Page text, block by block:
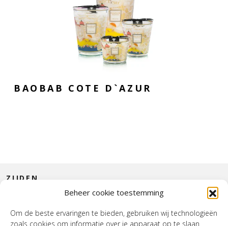
Beheer cookie toestemming
Om de beste ervaringen te bieden, gebruiken wij technologieën
zoals cookies om informatie over je apparaat op te slaan
BAOBAB COTE D`AZUR
ZIJDEN